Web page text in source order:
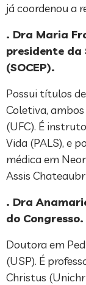
já coordenou a
. Dra Maria
presidente da
(SOCEP).
Possui títulos
Coletiva,
(UFC). É
Vida (PALS), e
médica em
Assis
. Dra
do Congresso.
Doutora em
(USP). É
Christus